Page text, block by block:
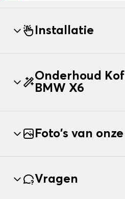
Installatie
Onderhoud
BMW X6
Foto's van
Vragen